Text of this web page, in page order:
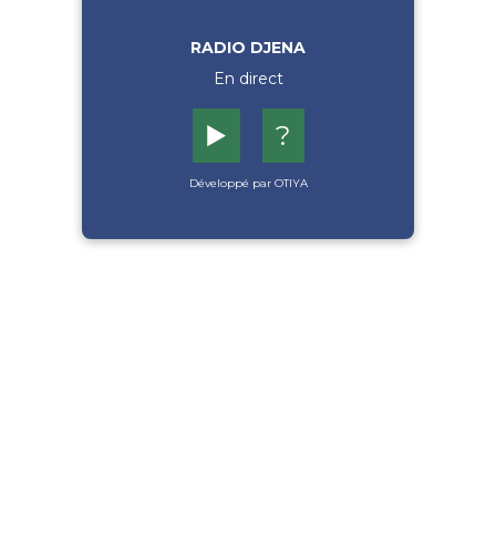
RADIO DJENA
En direct
▶️ ?
Développé par OTIYA